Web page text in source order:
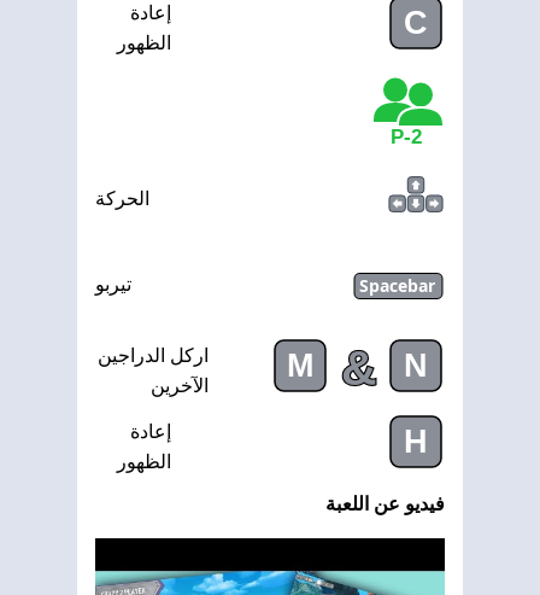
C
إعادة
الظهور
2-P
الحركة
Spacebar تيربو
N
&
M
اركل الدراجين
الآخرين
H
إعادة
الظهور
فيديو عن اللعبة